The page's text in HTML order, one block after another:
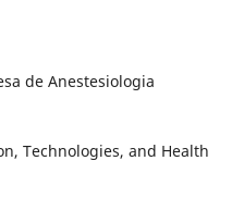
de Anestesiologia
Technologies, and Health